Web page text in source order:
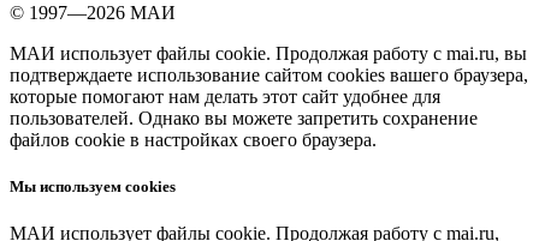
© 1997—2026 МАИ
МАИ использует файлы cookie. Продолжая работу с mai.ru, вы
подтверждаете использование сайтом cookies вашего браузера,
которые помогают нам делать этот сайт удобнее для
пользователей. Однако вы можете запретить сохранение
файлов cookie в настройках своего браузера.
Мы используем cookies
МАИ использует файлы cookie. Продолжая работу с mai.ru,